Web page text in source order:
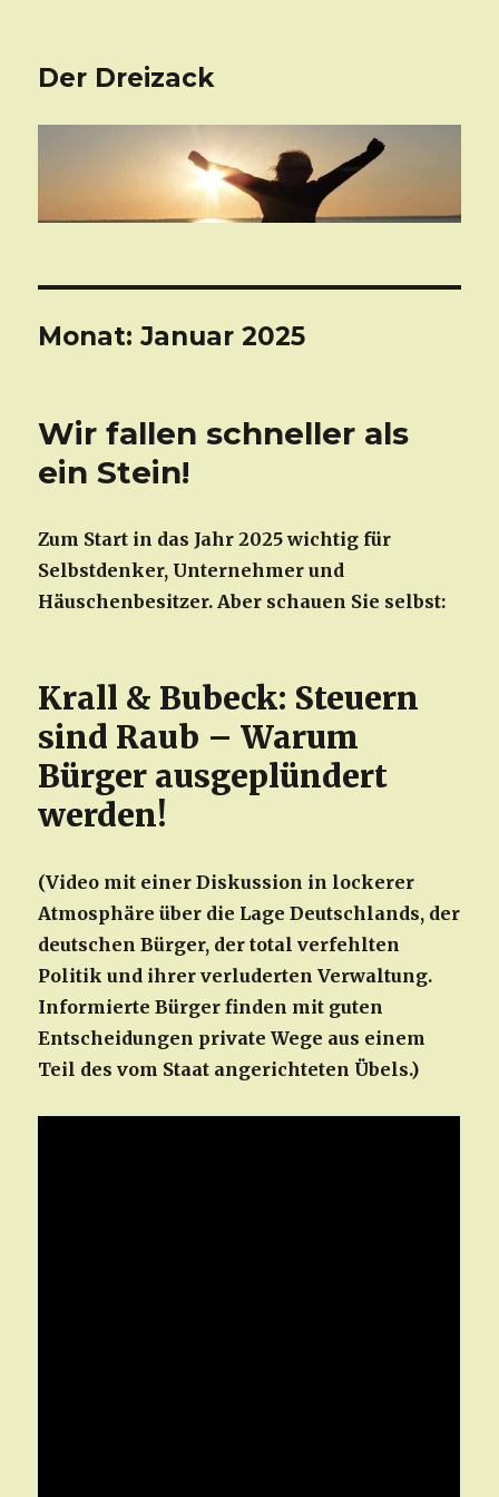
Der Dreizack
Monat: Januar 2025
Wir fallen schneller als
ein Stein!
Zum Start in das Jahr 2025 wichtig für
Selbstdenker, Unternehmer und
Häuschenbesitzer. Aber schauen Sie selbst:
Krall & Bubeck: Steuern
sind Raub – Warum
Bürger ausgeplündert
werden!
(Video mit einer Diskussion in lockerer
Atmosphäre über die Lage Deutschlands, der
deutschen Bürger, der total verfehlten
Politik und ihrer verluderten Verwaltung.
Informierte Bürger finden mit guten
Entscheidungen private Wege aus einem
Teil des vom Staat angerichteten Übels.)